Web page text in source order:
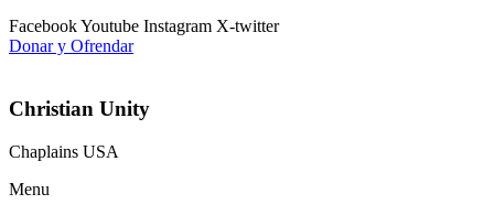
FacebookYoutube Instagram X-twitter
Donar y Ofrendar
Christian Unity
Chaplains USA
Menu